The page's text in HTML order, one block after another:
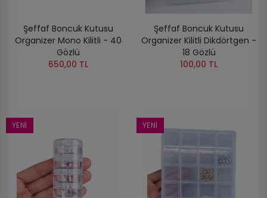
Şeffaf Boncuk Kutusu
Organizer Mono Kilitli - 40
Gözlü
650,00 TL
Şeffaf Boncuk Kutusu
Organizer Kilitli Dikdörtgen -
18 Gözlü
100,00 TL
YENI YENI